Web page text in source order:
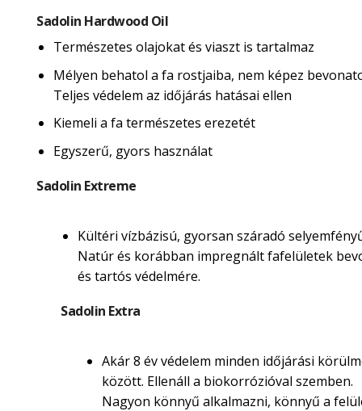
Sadolin Hardwood Oil
Természetes olajokat és viaszt is tartalmaz
Mélyen behatol a fa rostjaiba, nem képez
Teljes védelem az időjárás hatásai ellen
Kiemeli a fa természetes erezetét
Egyszerű, gyors használat
Sadolin Extreme
Kültéri vízbázisú, gyorsan száradó
Natúr és korábban impregnált fafelületek
és tartós védelmére.
Sadolin Extra
Akár 8 év védelem minden időjárási
között. Ellenáll a biokorrózióval szemben.
Nagyon könnyű alkalmazni, könnyű a